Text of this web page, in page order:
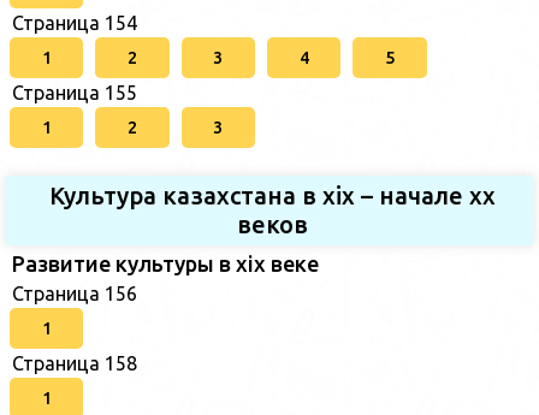
Страница 154
1 2 3 4 5
Страница 155
1 2 3
Культура казахстана в xix – начале хх
веков
Развитие культуры в xix веке
Страница 156
1
Страница 158
1